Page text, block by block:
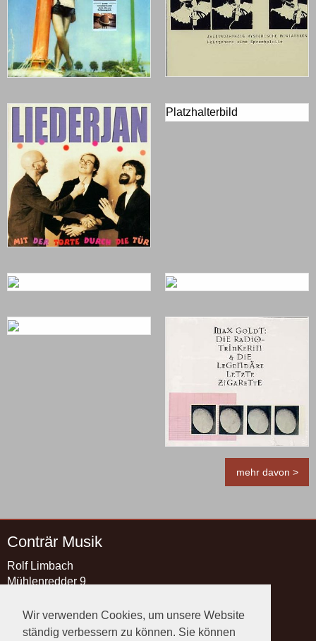
Wir verwenden Cookies, um unsere Website
ständig verbessern zu können. Sie können
Platzhalterbild
mehr davon >
Conträr Musik
Rolf Limbach
Mühlenredder 9
Kontakt